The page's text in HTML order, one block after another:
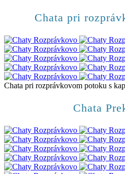
Chata pri
Chata pri rozprávkovom potoku s
Chata